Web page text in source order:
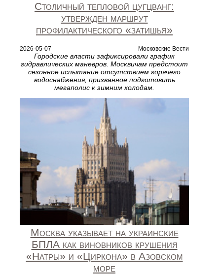
Столичный тепловой цугцванг:
утвержден маршрут
профилактического «затишья»
2026-05-07 Московские Вести
Городские власти зафиксировали график
гидравлических маневров. Москвичам предстоит
сезонное испытание отсутствием горячего
водоснабжения, призванное подготовить
мегаполис к зимним холодам.
Москва указывает на украинские
БПЛА как виновников крушения
«Натры» и «Циркона» в Азовском
море